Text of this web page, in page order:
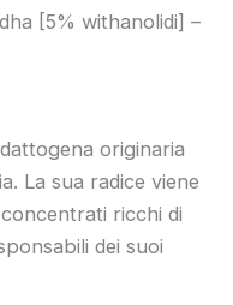
[5% withanolidi] –
originaria
La sua radice viene
ricchi di
dei suoi